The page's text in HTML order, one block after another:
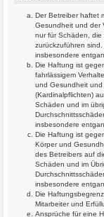
Der Betreiber haftet
Gesundheit und der
nur für Schäden, die
zurückzuführen
insbesondere
Die Haftung ist
fahrlässigem
und Gesundheit und
(Kardinalpflichten)
Schäden und im
insbesondere
Die Haftung ist
Körper und
des Betreibers auf
Schäden und im
insbesondere
Die
Mitarbeiter und
Ansprüche für eine